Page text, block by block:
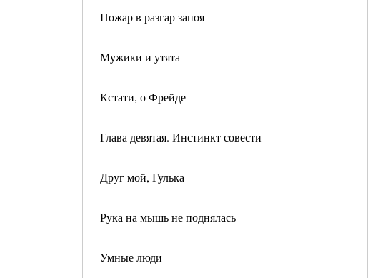
Пожар в разгар запоя
Мужики и утята
Кстати, о Фрейде
Глава девятая. Инстинкт совести
Друг мой, Гулька
Рука на мышь не поднялась
Умные люди